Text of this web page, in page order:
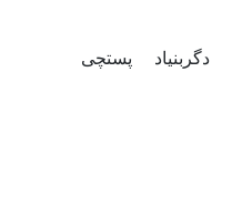
دگربنیاد
پستچی